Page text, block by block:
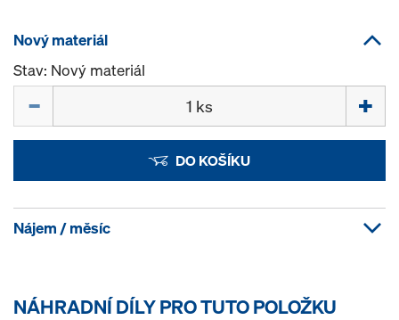
Nový materiál
Stav: Nový materiál
DO KOŠÍKU
Nájem / měsíc
NÁHRADNÍ DÍLY PRO TUTO POLOŽKU